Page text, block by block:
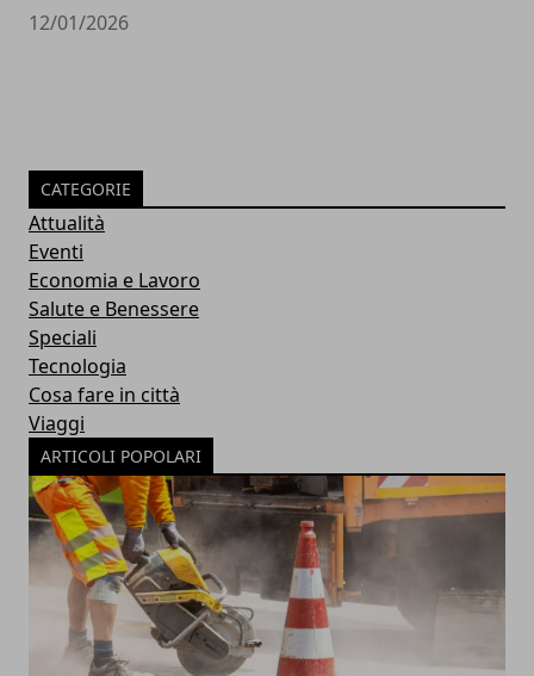
12/01/2026
CATEGORIE
Attualità
Eventi
Economia e Lavoro
Salute e Benessere
Speciali
Tecnologia
Cosa fare in città
Viaggi
ARTICOLI POPOLARI